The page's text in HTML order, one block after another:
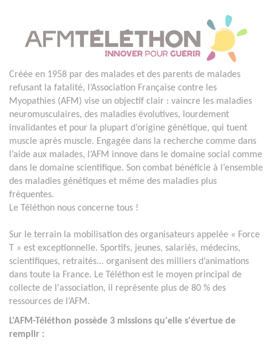
Créée en 1958 par des malades et des parents de malades
refusant la fatalité, l’Association Française contre les
Myopathies (AFM) vise un objectif clair : vaincre les maladies
neuromusculaires, des maladies évolutives, lourdement
invalidantes et pour la plupart d’origine génétique, qui tuent
muscle après muscle. Engagée dans la recherche comme dans
l’aide aux malades, l’AFM innove dans le domaine social comme
dans le domaine scientifique. Son combat bénéficie à l’ensemble
des maladies génétiques et même des maladies plus
fréquentes.
Le Téléthon nous concerne tous !
Sur le terrain la mobilisation des organisateurs appelée « Force
T » est exceptionnelle. Sportifs, jeunes, salariés, médecins,
scientifiques, retraités... organisent des milliers d’animations
dans toute la France. Le Téléthon est le moyen principal de
collecte de l'association, il représente plus de 80 % des
ressources de l’AFM.
L'AFM-Téléthon possède 3 missions qu'elle s'évertue de
remplir :